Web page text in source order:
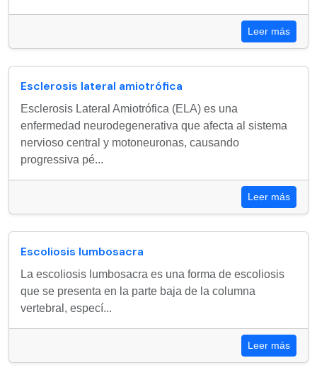
Leer más
Esclerosis lateral amiotrófica
Esclerosis Lateral Amiotrófica (ELA) es una
enfermedad neurodegenerativa que afecta al sistema
nervioso central y motoneuronas, causando
progressiva pé...
Leer más
Escoliosis lumbosacra
La escoliosis lumbosacra es una forma de escoliosis
que se presenta en la parte baja de la columna
vertebral, especí...
Leer más